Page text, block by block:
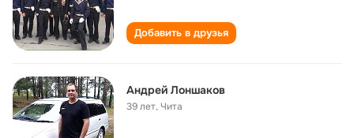
Добавить в друзья
Андрей Лоншаков
39 лет,Чита